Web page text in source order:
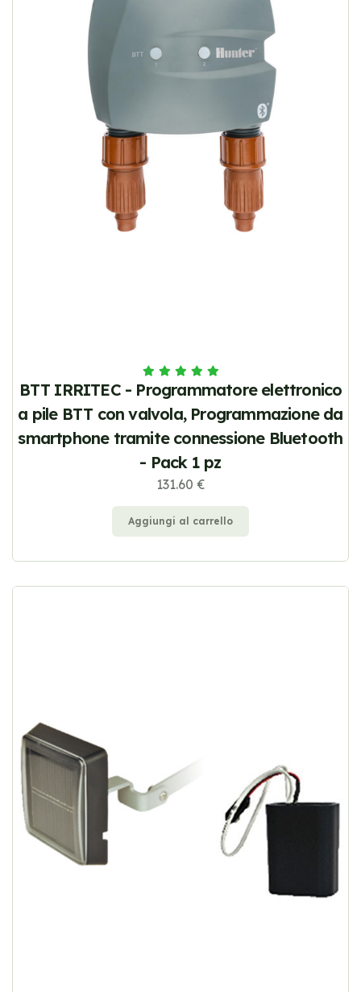
BTT IRRITEC - Programmatore elettronico
a pile BTT con valvola, Programmazione da
smartphone tramite connessione Bluetooth
- Pack 1 pz
131.60 €
Aggiungi al carrello